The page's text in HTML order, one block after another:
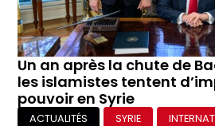
Un an après la chute de
les islamistes tentent
pouvoir en Syrie
ACTUALITÉS SYRIE